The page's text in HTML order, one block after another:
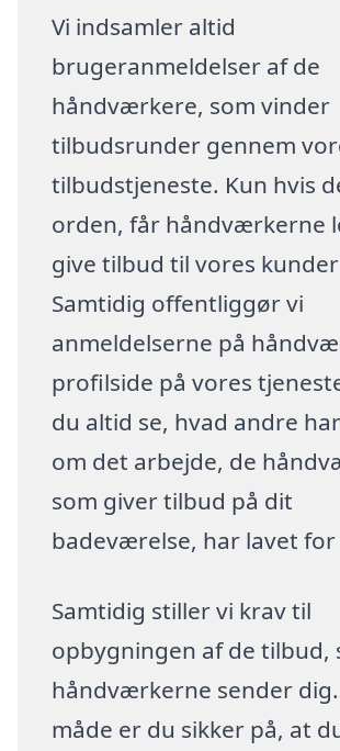
Vi indsamler altid
brugeranmeldelser af de
håndværkere, som vinder
tilbudsrunder gennem
tilbudstjeneste. Kun hvis
orden, får håndværkerne
give tilbud til vores
Samtidig offentliggør vi
anmeldelserne på
profilside på vores
du altid se, hvad andre
om det arbejde, de
som giver tilbud på dit
badeværelse, har lavet for
Samtidig stiller vi krav til
opbygningen af de tilbud,
håndværkerne sender dig.
måde er du sikker på, at